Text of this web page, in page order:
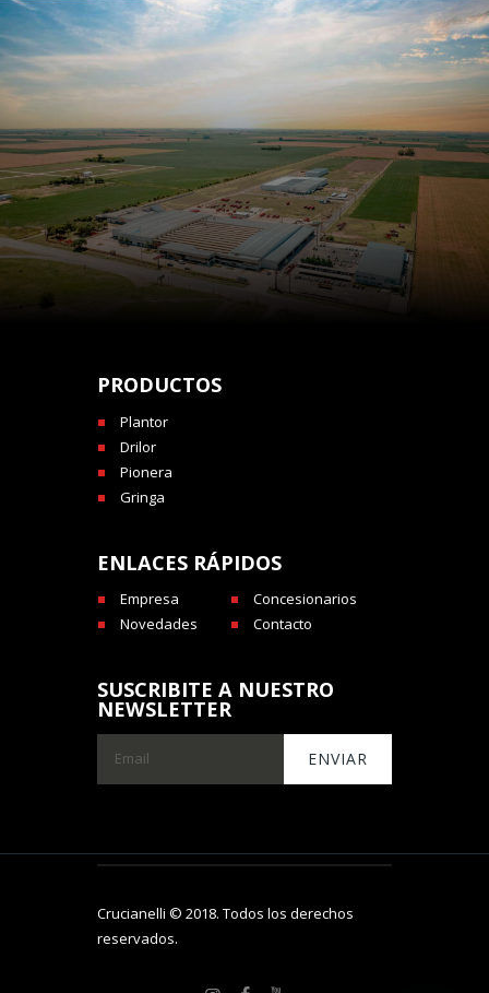
PRODUCTOS
Plantor
Drilor
Pionera
Gringa
ENLACES RÁPIDOS
Empresa
Concesionarios
Novedades
Contacto
SUSCRIBITE A NUESTRO
NEWSLETTER
Crucianelli © 2018. Todos los derechos
reservados.